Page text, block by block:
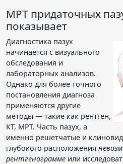
МРТ придаточных
показывает
Диагностика пазух
начинается с визуального
обследования и
лабораторных анализов.
Однако для более точного
постановления диагноза
применяются другие
методы — такие как рентген,
КТ, МРТ. Часть пазух, а
именно решетчатые и
глубокого расположения
рентгенограмме или